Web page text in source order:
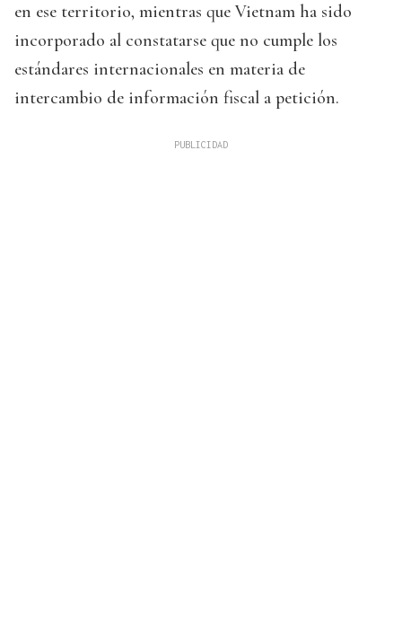
en ese territorio, mientras que Vietnam ha sido
incorporado al constatarse que no cumple los
estándares internacionales en materia de
intercambio de información fiscal a petición.